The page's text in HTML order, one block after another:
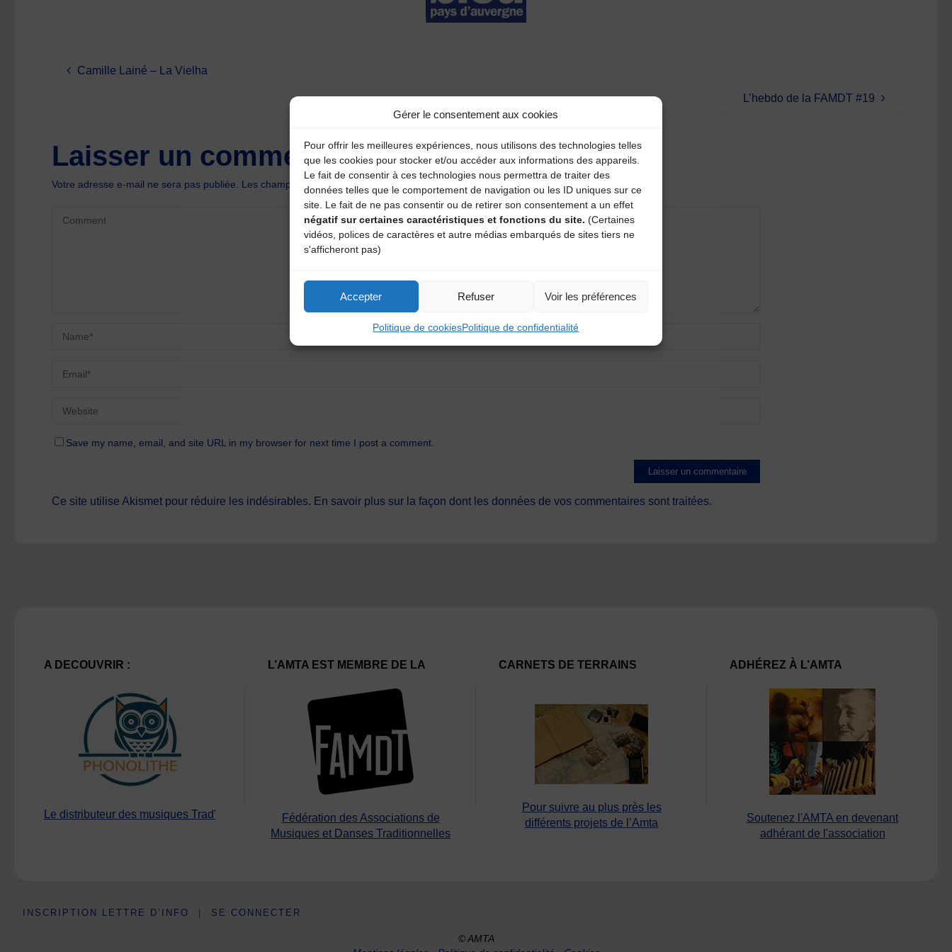
Gérer le consentement aux cookies
Pour offrir les meilleures expériences, nous utilisons des technologies telles
que les cookies pour stocker et/ou accéder aux informations des appareils.
Le fait de consentir à ces technologies nous permettra de traiter des
données telles que le comportement de navigation ou les ID uniques sur ce
site. Le fait de ne pas consentir ou de retirer son consentement a un effet
négatif sur certaines caractéristiques et fonctions du site. (Certaines
vidéos, polices de caractères et autre médias embarqués de sites tiers ne
s'afficheront pas)
Accepter Refuser Voir les préférences
Politique de cookiesPolitique de confidentialité
Camille Lainé – La Vielha
L’hebdo de la FAMDT #19
Laisser un commentaire
Votre adresse e-mail ne sera pas publiée. Les champs obligatoires sont indiqués avec
Save my name, email, and site URL in my browser for next time I post a comment.
Ce site utilise Akismet pour réduire les indésirables. En savoir plus sur la façon dont les données de vos commentaires sont traitées.
A DECOUVRIR :
Le distributeur des musiques Trad'
L’AMTA EST MEMBRE DE LA
Fédération des Associations de
Musiques et Danses Traditionnelles
CARNETS DE TERRAINS
Pour suivre au plus près les
différents projets de l’Amta
ADHÉREZ À L’AMTA
Soutenez l'AMTA en devenant
adhérant de l'association
INSCRIPTION LETTRE D’INFO | SE CONNECTER
© AMTA